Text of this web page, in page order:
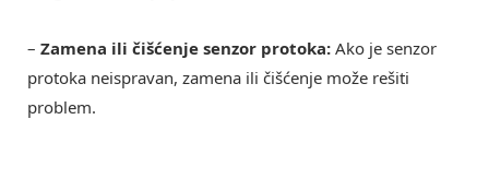
– Zamena ili čišćenje senzor protoka: Ako je senzor
protoka neispravan, zamena ili čišćenje može rešiti
problem.